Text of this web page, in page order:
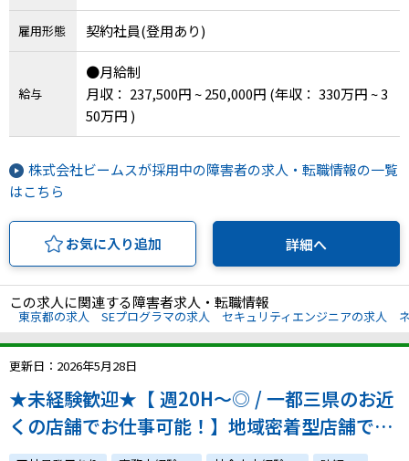
雇用形態 契約社員(登用あり)
給与
●月給制
月収： 237,500円 ~ 250,000円 (年収： 330万円 ~ 3
50万円 )
株式会社ビームスが採用中の障害者の求人・転職情報の一覧
はこちら
お気に入り追加 詳細へ
この求人に関連する障害者求人・転職情報
東京都の求人 SEプログラマの求人 セキュリティエンジニアの求人
更新日：2026年5月28日
★未経験歓迎★【 週20H～◎ / 一都三県のお近
くの店舗でお仕事可能！】地域密着型店舗でお
客様の悩み事のサポートをしてみませんか？